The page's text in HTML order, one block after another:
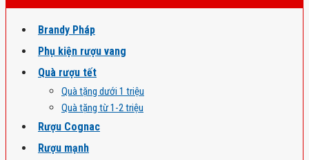
Brandy Pháp
Phụ kiện rượu vang
Quà rượu tết
Quà tặng dưới 1 triệu
Quà tặng từ 1-2 triệu
Rượu Cognac
Rượu mạnh